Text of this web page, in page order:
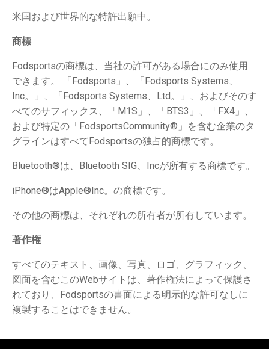
米国および世界的な特許出願中。
商標
Fodsportsの商標は、当社の許可がある場合にのみ使用
できます。 「Fodsports」、「Fodsports Systems、
Inc。」、「Fodsports Systems、Ltd。」、およびそのす
べてのサフィックス、「M1S」、「BTS3」、「FX4」、
および特定の「FodsportsCommunity®」を含む企業のタ
グラインはすべてFodsportsの独占的商標です。
Bluetooth®は、Bluetooth SIG、Incが所有する商標です。
iPhone®はApple®Inc。の商標です。
その他の商標は、それぞれの所有者が所有しています。
著作権
すべてのテキスト、画像、写真、ロゴ、グラフィック、
図面を含むこのWebサイトは、著作権法によって保護さ
れており、Fodsportsの書面による明示的な許可なしに
複製することはできません。